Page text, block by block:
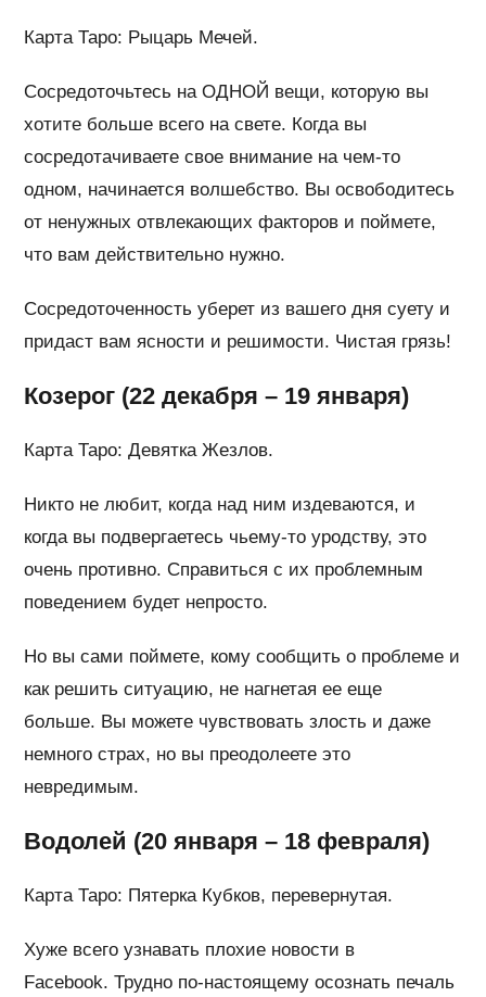
Карта Таро: Рыцарь Мечей.
Сосредоточьтесь на ОДНОЙ вещи, которую вы
хотите больше всего на свете. Когда вы
сосредотачиваете свое внимание на чем-то
одном, начинается волшебство. Вы освободитесь
от ненужных отвлекающих факторов и поймете,
что вам действительно нужно.
Сосредоточенность уберет из вашего дня суету и
придаст вам ясности и решимости. Чистая грязь!
Козерог (22 декабря – 19 января)
Карта Таро: Девятка Жезлов.
Никто не любит, когда над ним издеваются, и
когда вы подвергаетесь чьему-то уродству, это
очень противно. Справиться с их проблемным
поведением будет непросто.
Но вы сами поймете, кому сообщить о проблеме и
как решить ситуацию, не нагнетая ее еще
больше. Вы можете чувствовать злость и даже
немного страх, но вы преодолеете это
невредимым.
Водолей (20 января – 18 февраля)
Карта Таро: Пятерка Кубков, перевернутая.
Хуже всего узнавать плохие новости в
Facebook. Трудно по-настоящему осознать печаль